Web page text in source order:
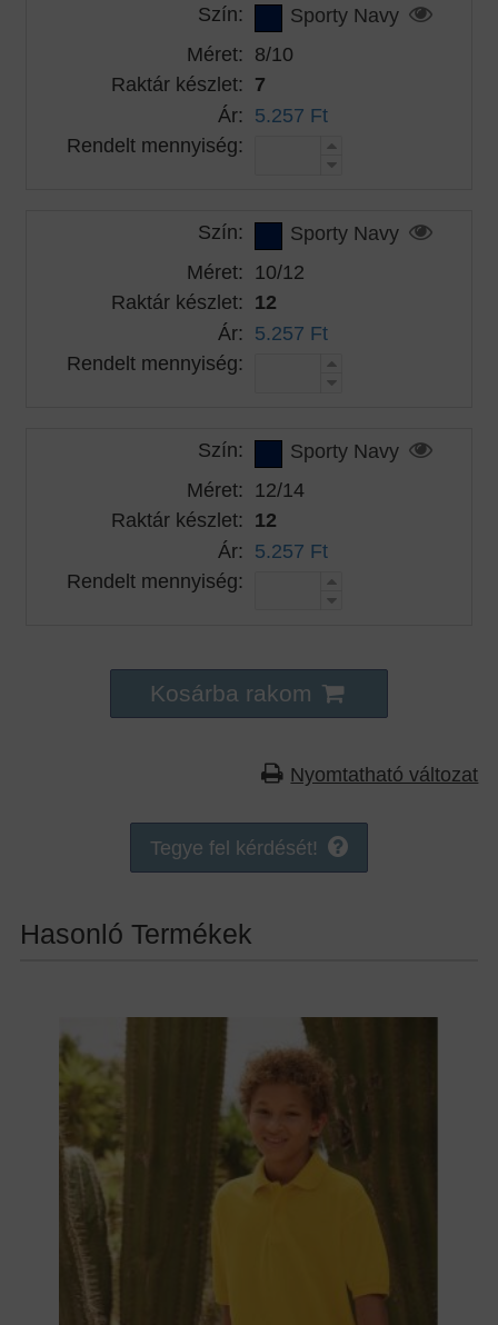
Szín:
Sporty Navy
Méret: 8/10
Raktár készlet: 7
Ár: 5.257 Ft
Rendelt mennyiség:
Szín:
Sporty Navy
Méret: 10/12
Raktár készlet: 12
Ár: 5.257 Ft
Rendelt mennyiség:
Szín:
Sporty Navy
Méret: 12/14
Raktár készlet: 12
Ár: 5.257 Ft
Rendelt mennyiség:
Kosárba rakom
Nyomtatható változat
Tegye fel kérdését!
Hasonló Termékek